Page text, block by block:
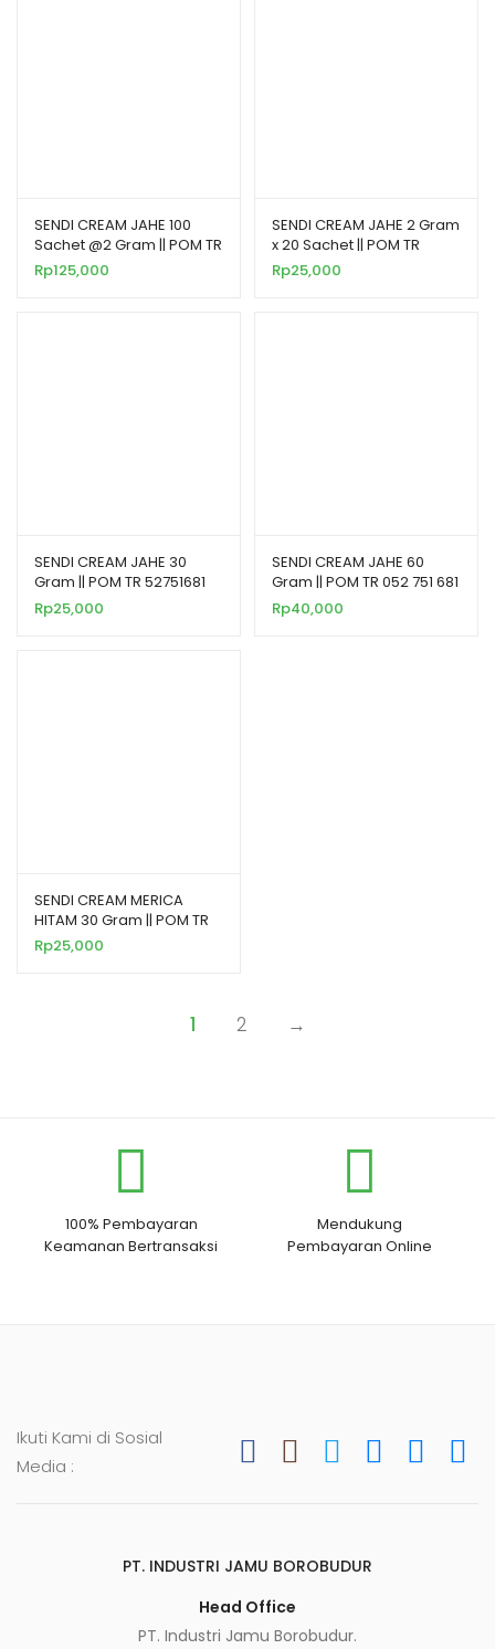
SENDI CREAM JAHE 100
Sachet @2 Gram || POM TR
62765281
Rp125,000
SENDI CREAM JAHE 2 Gram
x 20 Sachet || POM TR
62765281
Rp25,000
SENDI CREAM JAHE 30
Gram || POM TR 52751681
Rp25,000
SENDI CREAM JAHE 60
Gram || POM TR 052 751 681
Rp40,000
SENDI CREAM MERICA
HITAM 30 Gram || POM TR
52752181
Rp25,000
1 2 →
100% Pembayaran
Keamanan Bertransaksi
Mendukung
Pembayaran Online
Ikuti Kami di Sosial
Media :
PT. INDUSTRI JAMU BOROBUDUR
Head Office
PT. Industri Jamu Borobudur.